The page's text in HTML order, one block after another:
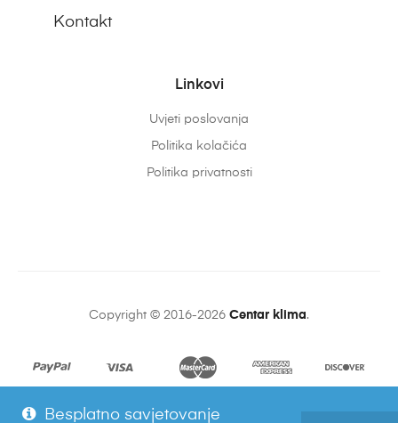
Besplatno savjetovanje
Kontakt
Linkovi
Uvjeti poslovanja
Politika kolačića
Politika privatnosti
Copyright © 2016-2026 Centar klima.